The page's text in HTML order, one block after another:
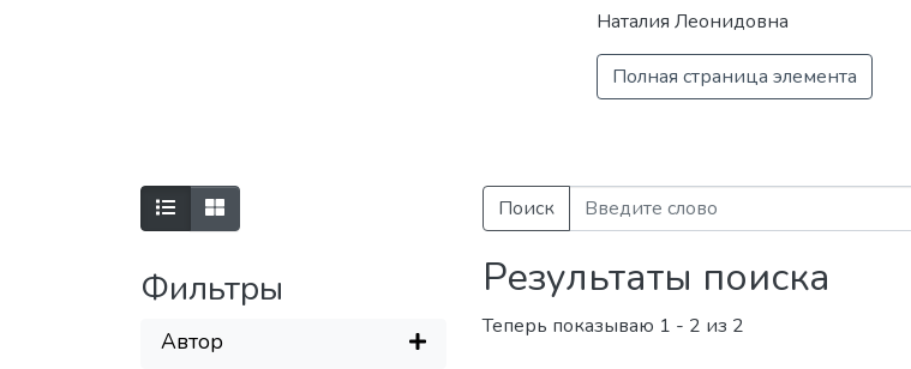
Наталия Леонидовна
Полная страница элемента
Фильтры
Автор
Поиск
Результаты поиска
Теперь показываю 1 - 2 из 2